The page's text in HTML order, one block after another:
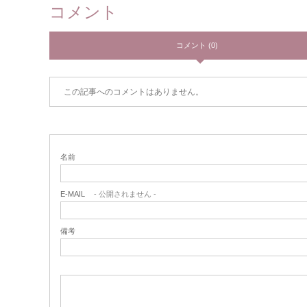
コメント
コメント (0)
この記事へのコメントはありません。
名前
E-MAIL - 公開されません -
備考